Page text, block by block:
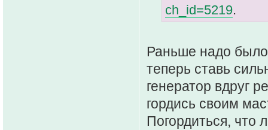
ch_id=5219.
Раньше надо было
теперь ставь
генератор вдруг
гордись своим
Погордиться, что